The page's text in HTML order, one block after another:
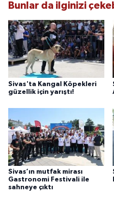
Bunlar da ilginizi
Sivas'ta Kangal Köpekleri
güzellik için yarıştı!
Sivas’ın mutfak mirası
Gastronomi Festivali ile
sahneye çıktı